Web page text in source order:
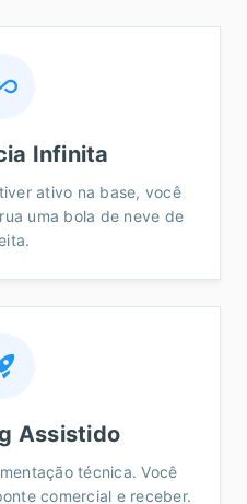
Infinita
ativo na base, você
uma bola de neve de
Assistido
técnica. Você
comercial e receber.